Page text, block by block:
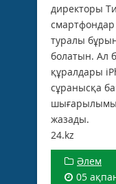
директоры
смартфондар
туралы
болатын. Ал
құралдары
сұранысқа
шығарылымы
жазады.
24.kz
Әлем
05